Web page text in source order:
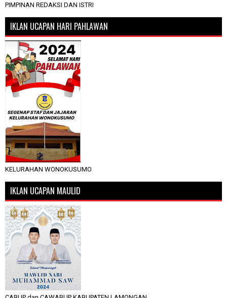
PIMPINAN REDAKSI DAN ISTRI
IKLAN UCAPAN HARI PAHLAWAN
KELURAHAN WONOKUSUMO
IKLAN UCAPAN MAULID